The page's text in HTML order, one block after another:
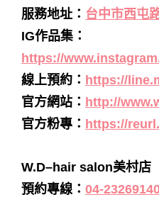
服務地址： 台中市西屯
IG作品集：
https://
線上預約： https://
官方網站： http://
官方粉專： https://
W.D–hair salon美村店
預約專線： 04-